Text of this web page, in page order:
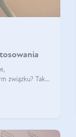
związku? Tak